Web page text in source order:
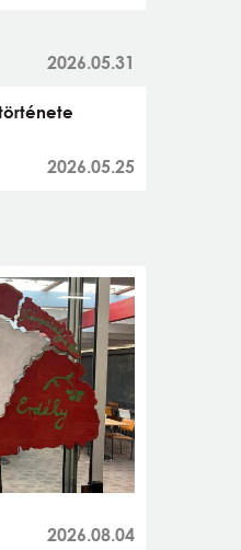
2026.05.31
2026.05.25
2026.08.04